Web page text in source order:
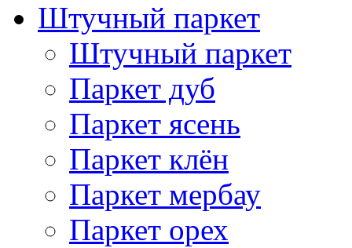
Штучный паркет
Штучный паркет
Паркет дуб
Паркет ясень
Паркет клён
Паркет мербау
Паркет орех